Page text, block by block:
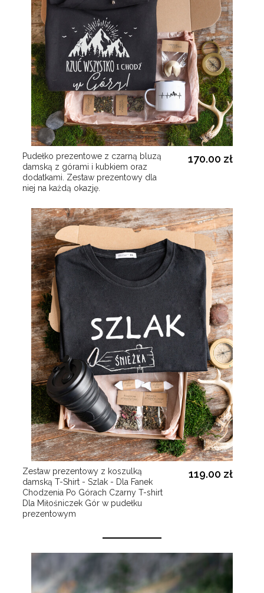
Pudełko prezentowe z czarną bluzą
damską z górami i kubkiem oraz
dodatkami. Zestaw prezentowy dla
niej na każdą okazję.
170.00 zł
Zestaw prezentowy z koszulką
damską T-Shirt - Szlak - Dla Fanek
Chodzenia Po Górach Czarny T-shirt
Dla Miłośniczek Gór w pudełku
prezentowym
119.00 zł